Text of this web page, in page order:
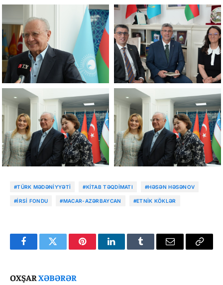
#TÜRK MƏDƏNIYYƏTI #KITAB TƏQDIMATI #HƏSƏN HƏSƏNOV
#İRSI FONDU #MACAR-AZƏRBAYCAN #ETNIK KÖKLƏR
FacebookTwitter PinterestLinkedInTumblr Email
Copy
OXŞARXƏBƏRƏR